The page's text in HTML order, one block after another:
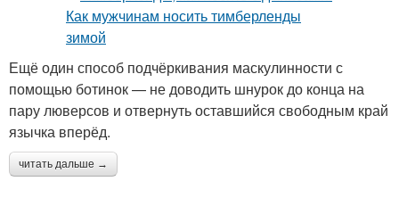
Ещё один способ подчёркивания маскулинности с
помощью ботинок — не доводить шнурок до конца на
пару люверсов и отвернуть оставшийся свободным край
язычка вперёд.
читать дальше →